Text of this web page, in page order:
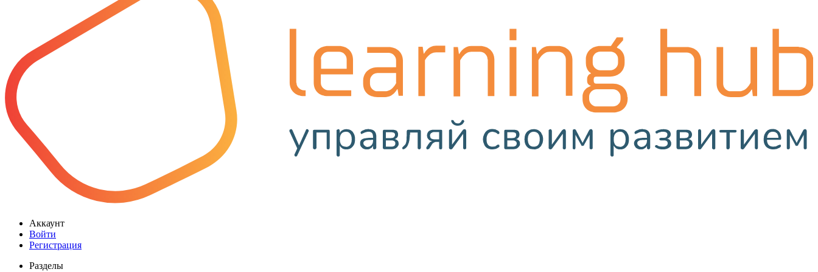
Аккаунт
Войти
Регистрация
Разделы